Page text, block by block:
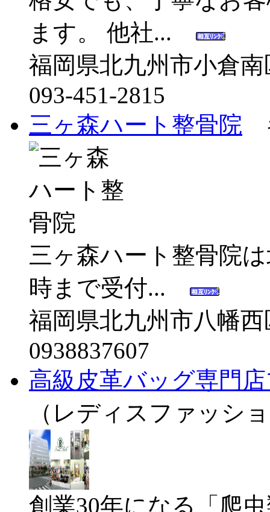
ます。 他社...
福岡県北九州市小倉
093-451-2815
三ヶ森ハート整骨院
三ヶ森ハート整骨院
時まで受付...
福岡県北九州市八幡西
0938837607
高級皮革バッグ専門
（レディスファッシ
創業30年になる「爬